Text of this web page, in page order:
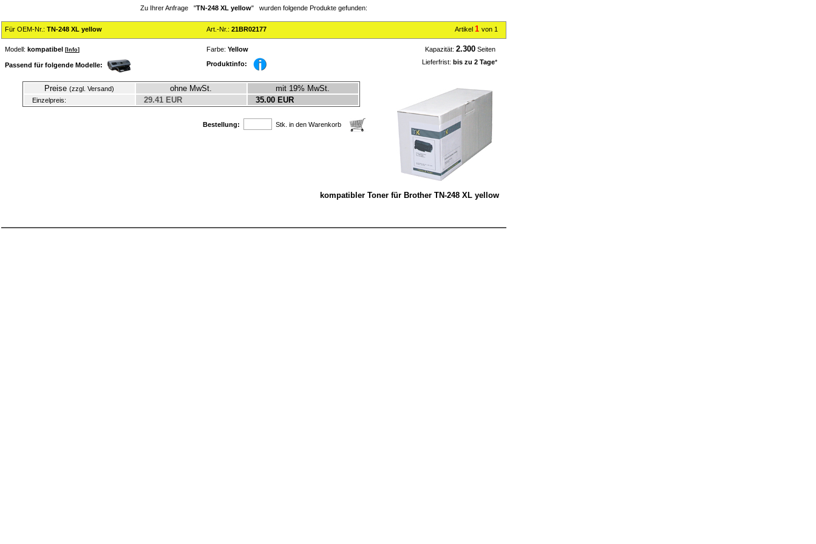
Zu Ihrer Anfrage "TN-248 XL yellow" wurden folgende Produkte gefunden:
Für OEM-Nr.: TN-248 XL yellow Art.-Nr.: 21BR02177 Artikel 1 von 1
Modell: kompatibel [ Info] Farbe: Yellow Kapazität: 2.300 Seiten
Passend für folgende Modelle: Produktinfo: Lieferfrist: bis zu 2 Tage*
Preise (zzgl. Versand) ohne MwSt. mit 19% MwSt.
Einzelpreis: 29.41 EUR 35.00 EUR
Bestellung: Stk. in den Warenkorb
kompatibler Toner für Brother TN-248 XL yellow